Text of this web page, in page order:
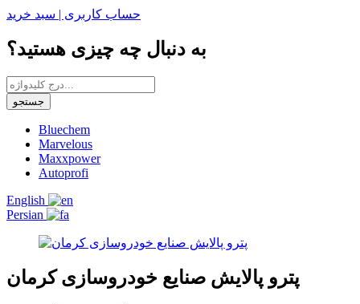
حساب کاربری | سبد خرید
به دنبال چه چیزی هستید؟
جستجو
Bluechem
Marvelous
Maxxpower
Autoprofi
English
Persian
پترو پالایش صنایع خودروسازی کرمان